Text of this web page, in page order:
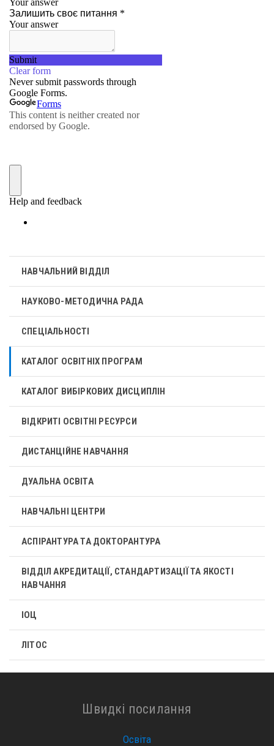
НАВЧАЛЬНИЙ ВІДДІЛ
НАУКОВО-МЕТОДИЧНА РАДА
СПЕЦІАЛЬНОСТІ
КАТАЛОГ ОСВІТНІХ ПРОГРАМ
КАТАЛОГ ВИБІРКОВИХ ДИСЦИПЛІН
ВІДКРИТІ ОСВІТНІ РЕСУРСИ
ДИСТАНЦІЙНЕ НАВЧАННЯ
ДУАЛЬНА ОСВІТА
НАВЧАЛЬНІ ЦЕНТРИ
АСПІРАНТУРА ТА ДОКТОРАНТУРА
ВІДДІЛ АКРЕДИТАЦІЇ, СТАНДАРТИЗАЦІЇ ТА ЯКОСТІ
НАВЧАННЯ
ІОЦ
ЛІТОС
Швидкі посилання
Освіта